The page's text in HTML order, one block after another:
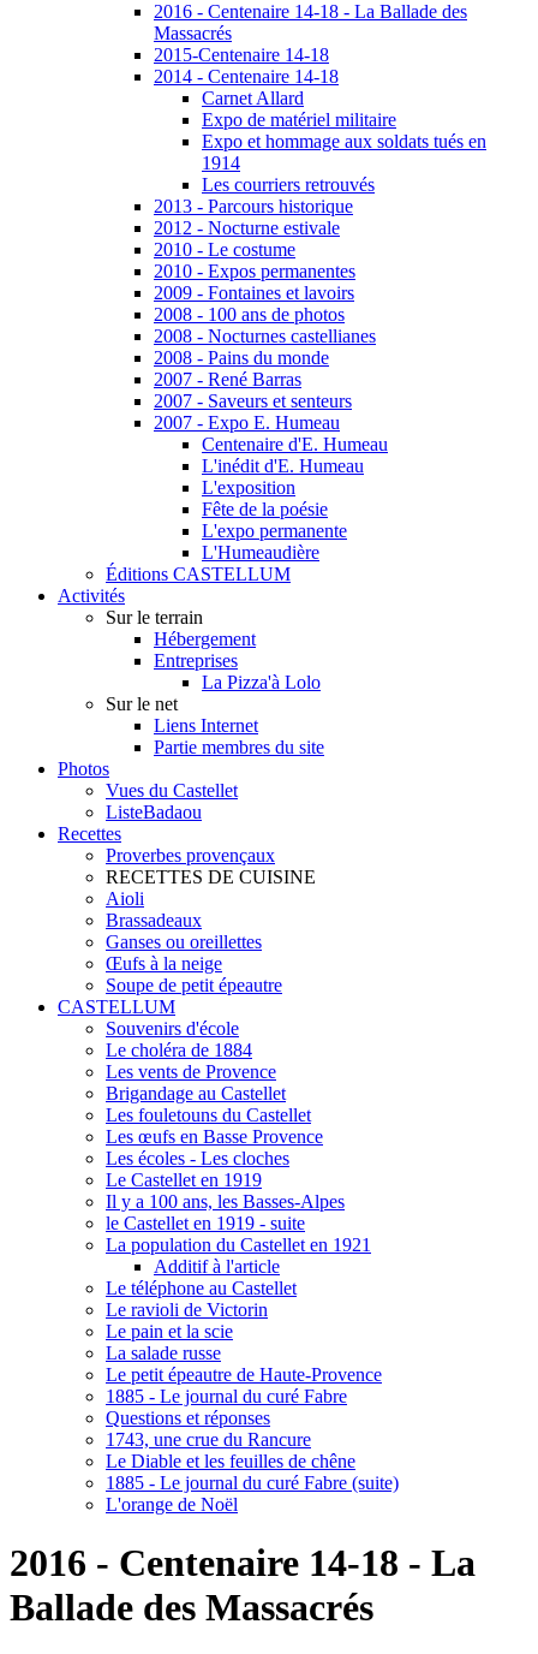
2016 - Centenaire 14-18 - La Ballade des
Massacrés
2015-Centenaire 14-18
2014 - Centenaire 14-18
Carnet Allard
Expo de matériel militaire
Expo et hommage aux soldats tués en
1914
Les courriers retrouvés
2013 - Parcours historique
2012 - Nocturne estivale
2010 - Le costume
2010 - Expos permanentes
2009 - Fontaines et lavoirs
2008 - 100 ans de photos
2008 - Nocturnes castellianes
2008 - Pains du monde
2007 - René Barras
2007 - Saveurs et senteurs
2007 - Expo E. Humeau
Centenaire d'E. Humeau
L'inédit d'E. Humeau
L'exposition
Fête de la poésie
L'expo permanente
L'Humeaudière
Éditions CASTELLUM
Activités
Sur le terrain
Hébergement
Entreprises
La Pizza'à Lolo
Sur le net
Liens Internet
Partie membres du site
Photos
Vues du Castellet
ListeBadaou
Recettes
Proverbes provençaux
RECETTES DE CUISINE
Aioli
Brassadeaux
Ganses ou oreillettes
Œufs à la neige
Soupe de petit épeautre
CASTELLUM
Souvenirs d'école
Le choléra de 1884
Les vents de Provence
Brigandage au Castellet
Les fouletouns du Castellet
Les œufs en Basse Provence
Les écoles - Les cloches
Le Castellet en 1919
Il y a 100 ans, les Basses-Alpes
le Castellet en 1919 - suite
La population du Castellet en 1921
Additif à l'article
Le téléphone au Castellet
Le ravioli de Victorin
Le pain et la scie
La salade russe
Le petit épeautre de Haute-Provence
1885 - Le journal du curé Fabre
Questions et réponses
1743, une crue du Rancure
Le Diable et les feuilles de chêne
1885 - Le journal du curé Fabre (suite)
L'orange de Noël
2016 - Centenaire 14-18 - La
Ballade des Massacrés